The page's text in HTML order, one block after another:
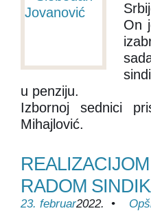
On
u penziju.
Izbornoj sednici
Mihajlović.
RADOM
23. februar2022. •